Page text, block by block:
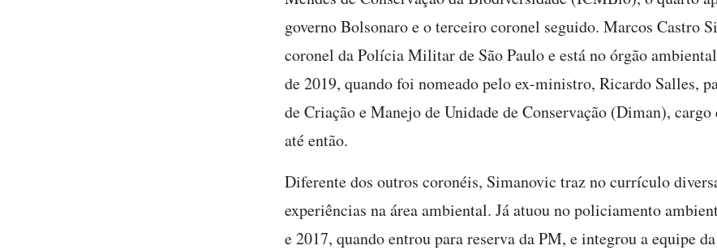
governo Bolsonaro e o terceiro coronel seguido. Marcos Castro
coronel da Polícia Militar de São Paulo e está no órgão
de 2019, quando foi nomeado pelo ex-ministro, Ricardo Salles,
de Criação e Manejo de Unidade de Conservação (Diman), cargo
até então.
Diferente dos outros coronéis, Simanovic traz no currículo
experiências na área ambiental. Já atuou no policiamento
e 2017, quando entrou para reserva da PM, e integrou a equipe